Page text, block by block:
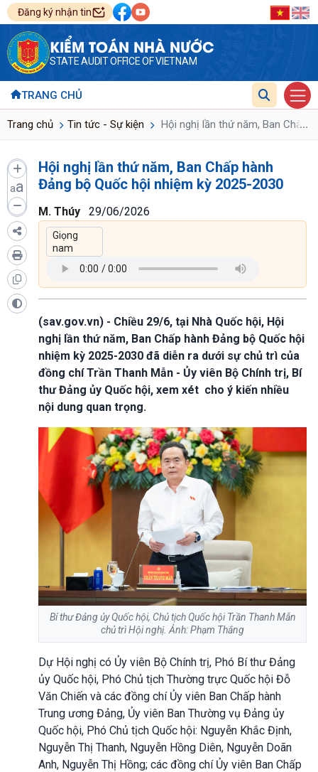
Đăng ký nhận tin
KIỂM TOÁN NHÀ NƯỚC
STATE AUDIT OFFICE OF VIETNAM
TRANG CHỦ
Trang chủ Tin tức - Sự kiện Hội nghị lần thứ năm, Ban Chấp
...
aa
Hội nghị lần thứ năm, Ban Chấp hành
Đảng bộ Quốc hội nhiệm kỳ 2025-2030
M. Thúy 29/06/2026
(sav.gov.vn) - Chiều 29/6, tại Nhà Quốc hội, Hội
nghị lần thứ năm, Ban Chấp hành Đảng bộ Quốc hội
nhiệm kỳ 2025-2030 đã diễn ra dưới sự chủ trì của
đồng chí Trần Thanh Mẫn - Ủy viên Bộ Chính trị, Bí
thư Đảng ủy Quốc hội, xem xét cho ý kiến nhiều
nội dung quan trọng.
Bí thư Đảng ủy Quốc hội, Chủ tịch Quốc hội Trần Thanh Mẫn
chủ trì Hội nghị. Ảnh: Phạm Thắng
Dự Hội nghị có Ủy viên Bộ Chính trị, Phó Bí thư Đảng
ủy Quốc hội, Phó Chủ tịch Thường trực Quốc hội Đỗ
Văn Chiến và các đồng chí Ủy viên Ban Chấp hành
Trung ương Đảng, Ủy viên Ban Thường vụ Đảng ủy
Quốc hội, Phó Chủ tịch Quốc hội: Nguyễn Khắc Định,
Nguyễn Thị Thanh, Nguyễn Hồng Diên, Nguyễn Doãn
Anh, Nguyễn Thị Hồng; các đồng chí Ủy viên Ban Chấp